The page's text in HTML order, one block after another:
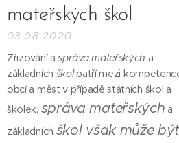
mateřských škol
03.08.2020
Zřizování aspráva mateřských a
základních školpatří mezi
obcí a měst v případě státních škol a
školek, správa mateřských a
základních škol však může být